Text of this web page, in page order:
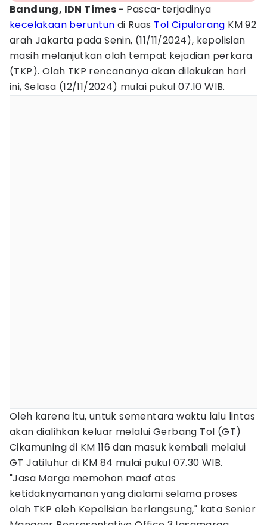
Bandung, IDN Times - Pasca-terjadinya
kecelakaan beruntun di Ruas Tol Cipularang KM 92
arah Jakarta pada Senin, (11/11/2024), kepolisian
masih melanjutkan olah tempat kejadian perkara
(TKP). Olah TKP rencananya akan dilakukan hari
ini, Selasa (12/11/2024) mulai pukul 07.10 WIB.
Oleh karena itu, untuk sementara waktu lalu lintas
akan dialihkan keluar melalui Gerbang Tol (GT)
Cikamuning di KM 116 dan masuk kembali melalui
GT Jatiluhur di KM 84 mulai pukul 07.30 WIB.
"Jasa Marga memohon maaf atas
ketidaknyamanan yang dialami selama proses
olah TKP oleh Kepolisian berlangsung," kata Senior